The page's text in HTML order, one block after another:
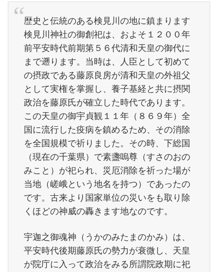
歴史と伝統のある検見川の地に鎮まります
検見川神社の御創祀は、およそ１２００年
前平安時代前期第５６代清和天皇の御代に
まで遡ります。当時は、人臣として初めて
の摂政である藤原良房が清和天皇の外祖父
として実権を掌握し、養子基経と共に摂関
政治を藤原氏が確立した時代であります。
この天皇の御宇貞観１１年（８６９年）全
国に流行した疫病を鎮めるため、その消除
を全国規模で祈りました。その時、下総国
（現在の千葉県）で素盞嗚尊（すさのおの
みこと）が祀られ、災厄消除を祈った場が
当地（嵯峨という地名を持つ）であったの
です。古来より国家単位の災いをも取り除
くほどの神威の轟きます地なのです。
宇迦之御魂神（うかのみたまのかみ）は、
平安時代後期藤原氏の勢力が衰微し、天皇
が院庁に入って政治をみる所謂院政期に祀